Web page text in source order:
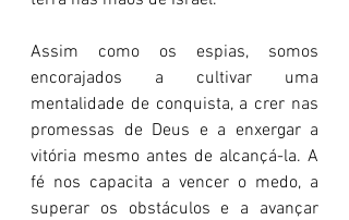
Assim como os espias, somos
encorajados a cultivar uma
mentalidade de conquista, a crer nas
promessas de Deus e a enxergar a
vitória mesmo antes de alcançá-la. A
fé nos capacita a vencer o medo, a
superar os obstáculos e a avançar